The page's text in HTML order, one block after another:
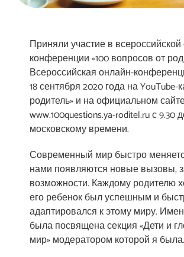
Приняли участие в
конференции «100 вопросов от
Всероссийская онлайн-
18 сентября 2020 года на YouTube-
родитель» и на официальном
www.100questions.ya-roditel.ru с 9.30
московскому времени.
Современный мир быстро
нами появляются новые вызовы,
возможности. Каждому родителю
его ребенок был успешным и
адаптировался к этому миру.
была посвящена секция «Дети и
мир» модератором которой я была.